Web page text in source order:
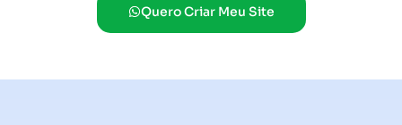
Quero Criar Meu Site